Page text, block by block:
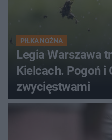
PIŁKA NOŻNA
Legia Warszawa
Kielcach. Pogoń i
zwycięstwami